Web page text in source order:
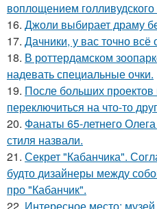
воплощением
16. Джоли выбирает драму
17. Дачники, у вас точно всё
18. В роттердамском
надевать специальные очки.
19. После больших проектов
переключиться на что-то
20. Фанаты 65-летнего
стиля назвали.
21. Секрет "Кабанчика".
будто дизайнеры между
про "Кабанчик".
22. Интересное место: